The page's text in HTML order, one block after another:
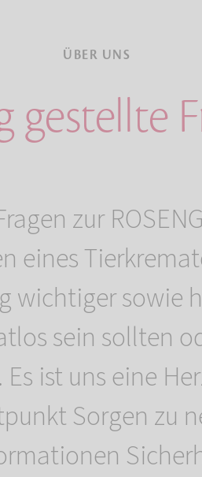
ÜBER UNS
gestellte
zur
eines
wichtiger sowie
sein sollten
ist uns eine
Sorgen zu